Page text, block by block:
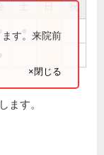
祝
す。来院前
×閉じる
ます。